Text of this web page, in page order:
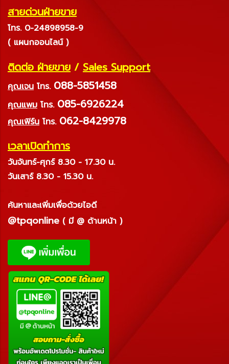
สายด่วนฝ่ายขาย
โทร. 0-24898958-9
( แผนกออนไลน์ )
ติดต่อ ฝ่ายขาย / Sales Support
คุณเจน โทร. 088-5851458
คุณแพม โทร. 085-6926224
คุณเฟิร์น โทร. 062-8429978
เวลาเปิดทำการ
วันจันทร์-ศุกร์ 8.30 - 17.30 น.
วันเสาร์ 8.30 - 15.30 น.
ค้นหาและเพิ่มเพื่อด้วยไอดี
@tpqonline ( มี @ ด้านหน้า )